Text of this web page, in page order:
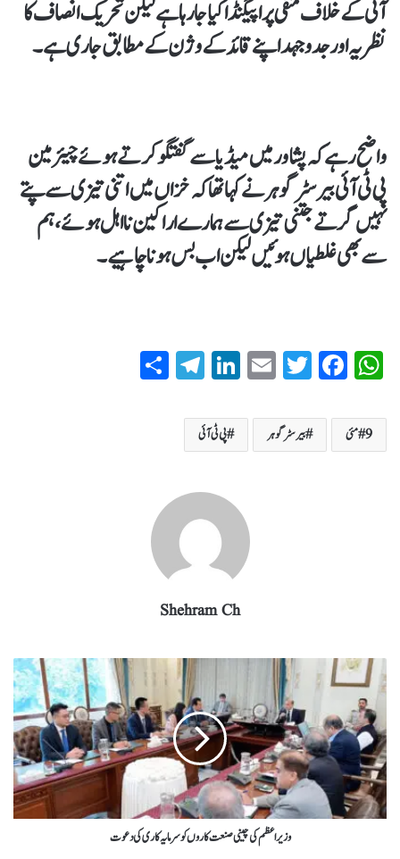
آئی کے خلاف منفی پراپیگنڈا کیا جا رہا ہے لیکن تحریک انصاف کا
نظریہ اور جدوجہد اپنے قائد کے وژن کے مطابق جاری ہے۔
واضح رہے کہ پشاور میں میڈیا سے گفتگو کرتےہوئے چیئرمین
پی ٹی آئی بیرسٹر گوہر نے کہا تھاکہ خزاں میں اتنی تیزی سے پتے
نہیں گرتے جتنی تیزی سے ہمارے اراکین نااہل ہوئے، ہم
سے بھی غلطیاں ہوئیں لیکن اب بس ہونا چاہیے۔
W
ha
ts
A
Fa
ce
bo
ok
T
wi
tte
r
E
m
ail
Li
nk
ed
In
T
el
9 مئی بیرسٹر گوہر پی ٹی آئی
Shehram Ch
وزیراعظم کی چینی صنعت کاروں کو سرمایہ کاری کی دعوت